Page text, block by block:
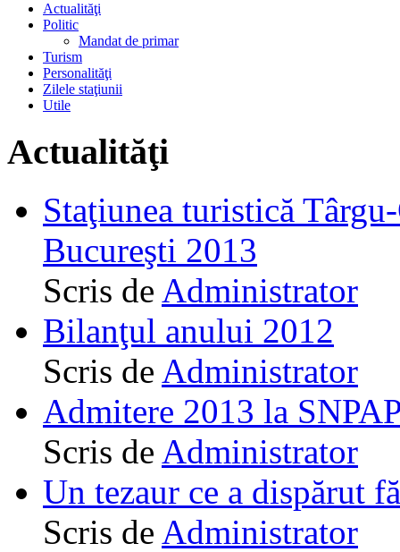
Actualităţi
Politic
Mandat de primar
Turism
Personalităţi
Zilele staţiunii
Utile
Actualităţi
Staţiunea turistică
Bucureşti 2013
Scris de Administrator
Bilanţul anului 2012
Scris de Administrator
Admitere 2013 la
Scris de Administrator
Un tezaur ce a dispărut
Scris de Administrator